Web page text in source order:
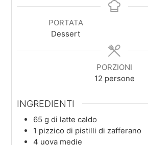
PORTATA
Dessert
PORZIONI
12 persone
INGREDIENTI
65 g di latte caldo
1 pizzico di pistilli di zafferano
4 uova medie